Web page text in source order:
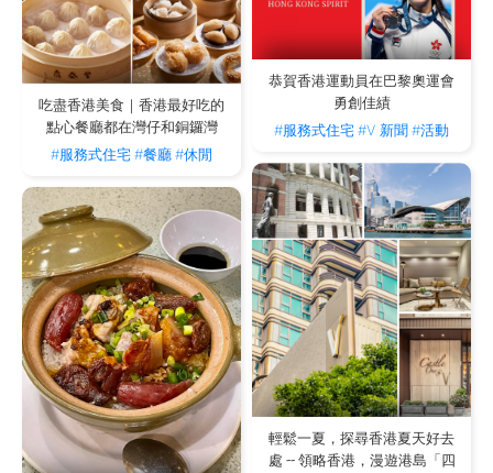
恭賀香港運動員在巴黎奧運會
勇創佳績
#服務式住宅#V 新聞#活動
吃盡香港美食｜香港最好吃的
點心餐廳都在灣仔和銅鑼灣
#服務式住宅#餐廳#休閒
輕鬆一夏，探尋香港夏天好去
處 -- 領略香港，漫遊港島「四